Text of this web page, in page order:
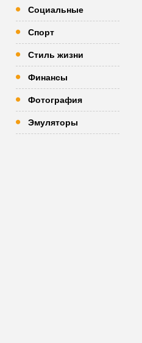
Социальные
Спорт
Стиль жизни
Финансы
Фотография
Эмуляторы